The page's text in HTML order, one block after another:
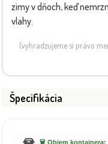
zimy v dňoch, keď
vlahy.
(vyhradzujeme si právo
Špecifikácia
🗑️ Objem kontajnera: